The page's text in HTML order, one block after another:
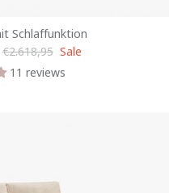
Schlaffunktion
€2.618,95 Sale
11 reviews